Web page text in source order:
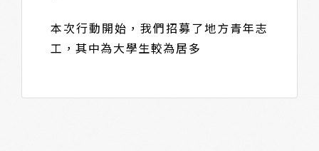
本次行動開始，我們招募了地方青年志
工，其中為大學生較為居多